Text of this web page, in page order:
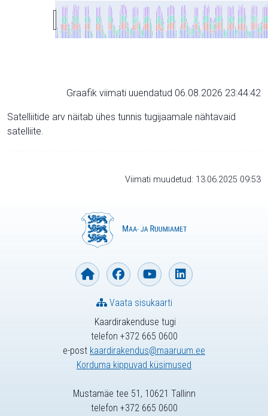
Graafik viimati uuendatud 06.08.2026 23:44:42
Satelliitide arv näitab ühes tunnis tugijaamale nähtavaid
satelliite.
Viimati muudetud: 13.06.2025 09:53
Kaardirakenduse tugi
telefon +372 665 0600
e-post kaardirakendus@maaruum.ee
Korduma kippuvad küsimused
Vaata sisukaarti
Mustamäe tee 51, 10621 Tallinn
telefon +372 665 0600